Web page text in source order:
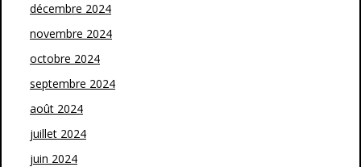
décembre 2024
novembre 2024
octobre 2024
septembre 2024
août 2024
juillet 2024
juin 2024